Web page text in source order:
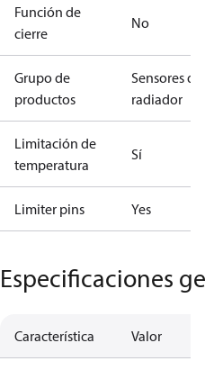
Función de
cierre
No
Grupo de
productos
Sensores de
radiador
Limitación de
temperatura
Sí
Limiter pins Yes
Especificaciones
Característica Valor